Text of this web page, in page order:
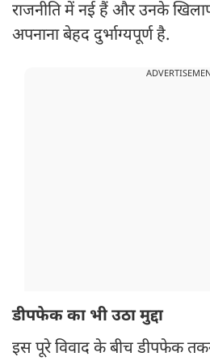
राजनीति में नई हैं और उनके
अपनाना बेहद दुर्भाग्यपूर्ण है.
डीपफेक का भी उठा मुद्दा
इस पूरे विवाद के बीच डीपफेक